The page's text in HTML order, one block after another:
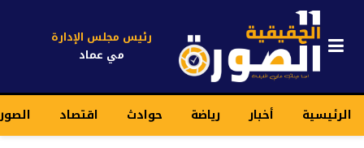
رئيس مجلس الإدارة
مي عماد
الرئيسية أخبار رياضة حوادث اقتصاد